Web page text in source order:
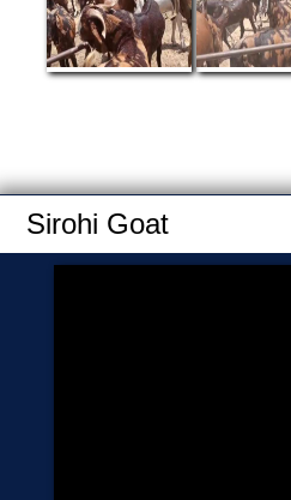
Sirohi Goat